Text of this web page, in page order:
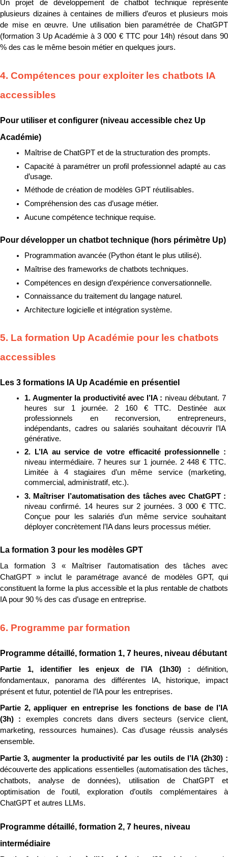
Un projet de développement de chatbot technique représente
plusieurs dizaines à centaines de milliers d’euros et plusieurs mois
de mise en œuvre. Une utilisation bien paramétrée de ChatGPT
(formation 3 Up Académie à 3 000 € TTC pour 14h) résout dans 90
% des cas le même besoin métier en quelques jours.
4. Compétences pour exploiter les chatbots IA
accessibles
Pour utiliser et configurer (niveau accessible chez Up
Académie)
Maîtrise de ChatGPT et de la structuration des prompts.
Capacité à paramétrer un profil professionnel adapté au cas
d’usage.
Méthode de création de modèles GPT réutilisables.
Compréhension des cas d’usage métier.
Aucune compétence technique requise.
Pour développer un chatbot technique (hors périmètre Up)
Programmation avancée (Python étant le plus utilisé).
Maîtrise des frameworks de chatbots techniques.
Compétences en design d’expérience conversationnelle.
Connaissance du traitement du langage naturel.
Architecture logicielle et intégration système.
5. La formation Up Académie pour les chatbots
accessibles
Les 3 formations IA Up Académie en présentiel
1. Augmenter la productivité avec l’IA : niveau débutant. 7
heures sur 1 journée. 2 160 € TTC. Destinée aux
professionnels en reconversion, entrepreneurs,
indépendants, cadres ou salariés souhaitant découvrir l’IA
générative.
niveau intermédiaire. 7 heures sur 1 journée. 2 448 € TTC.
Limitée à 4 stagiaires d’un même service (marketing,
commercial, administratif, etc.).
niveau confirmé. 14 heures sur 2 journées. 3 000 € TTC.
Conçue pour les salariés d’un même service souhaitant
déployer concrètement l’IA dans leurs processus métier.
La formation 3 pour les modèles GPT
La formation 3 « Maîtriser l’automatisation des tâches avec
ChatGPT » inclut le paramétrage avancé de modèles GPT, qui
constituent la forme la plus accessible et la plus rentable de chatbots
IA pour 90 % des cas d’usage en entreprise.
6. Programme par formation
Programme détaillé, formation 1, 7 heures, niveau débutant
Partie 1, identifier les enjeux de l’IA (1h30) : définition,
fondamentaux, panorama des différentes IA, historique, impact
présent et futur, potentiel de l’IA pour les entreprises.
Partie 2, appliquer en entreprise les fonctions de base de l’IA
(3h) : exemples concrets dans divers secteurs (service client,
marketing, ressources humaines). Cas d’usage réussis analysés
ensemble.
découverte des applications essentielles (automatisation des tâches,
chatbots, analyse de données), utilisation de ChatGPT et
optimisation de l’outil, exploration d’outils complémentaires à
ChatGPT et autres LLMs.
Programme détaillé, formation 2, 7 heures, niveau
intermédiaire